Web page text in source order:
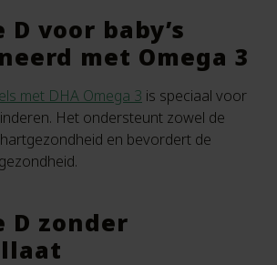
voor baby’s
met Omega 3
met DHA Omega 3 is speciaal voor
Het ondersteunt zowel de
en bevordert de
D zonder